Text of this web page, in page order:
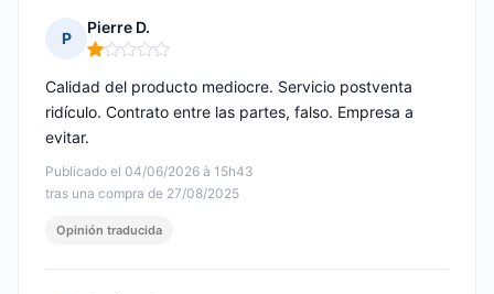
P
Pierre D.
Nota: 1 de 5
Publicado el 04/06/2026 à 15h43
tras una compra de 27/08/2025
Calidad del producto mediocre. Servicio postventa
ridículo. Contrato entre las partes, falso. Empresa a
evitar.
Opinión traducida